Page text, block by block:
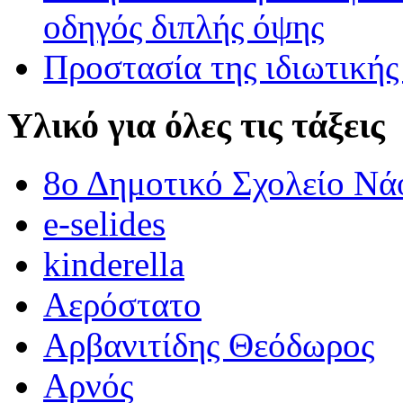
οδηγός διπλής όψης
Προστασία της
Υλικό για όλες τις τάξεις
8ο Δημοτικό Σχολείο
e-selides
kinderella
Αερόστατο
Αρβανιτίδης Θεόδωρος
Αρνός